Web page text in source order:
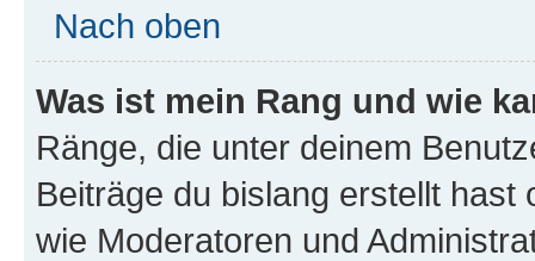
Nach oben
Was ist mein Rang und wie
Ränge, die unter deinem
Beiträge du bislang erstellt
wie Moderatoren und